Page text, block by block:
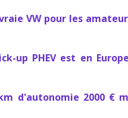
VW pour les
up PHEV est en Europe
d'autonomie 2000 €